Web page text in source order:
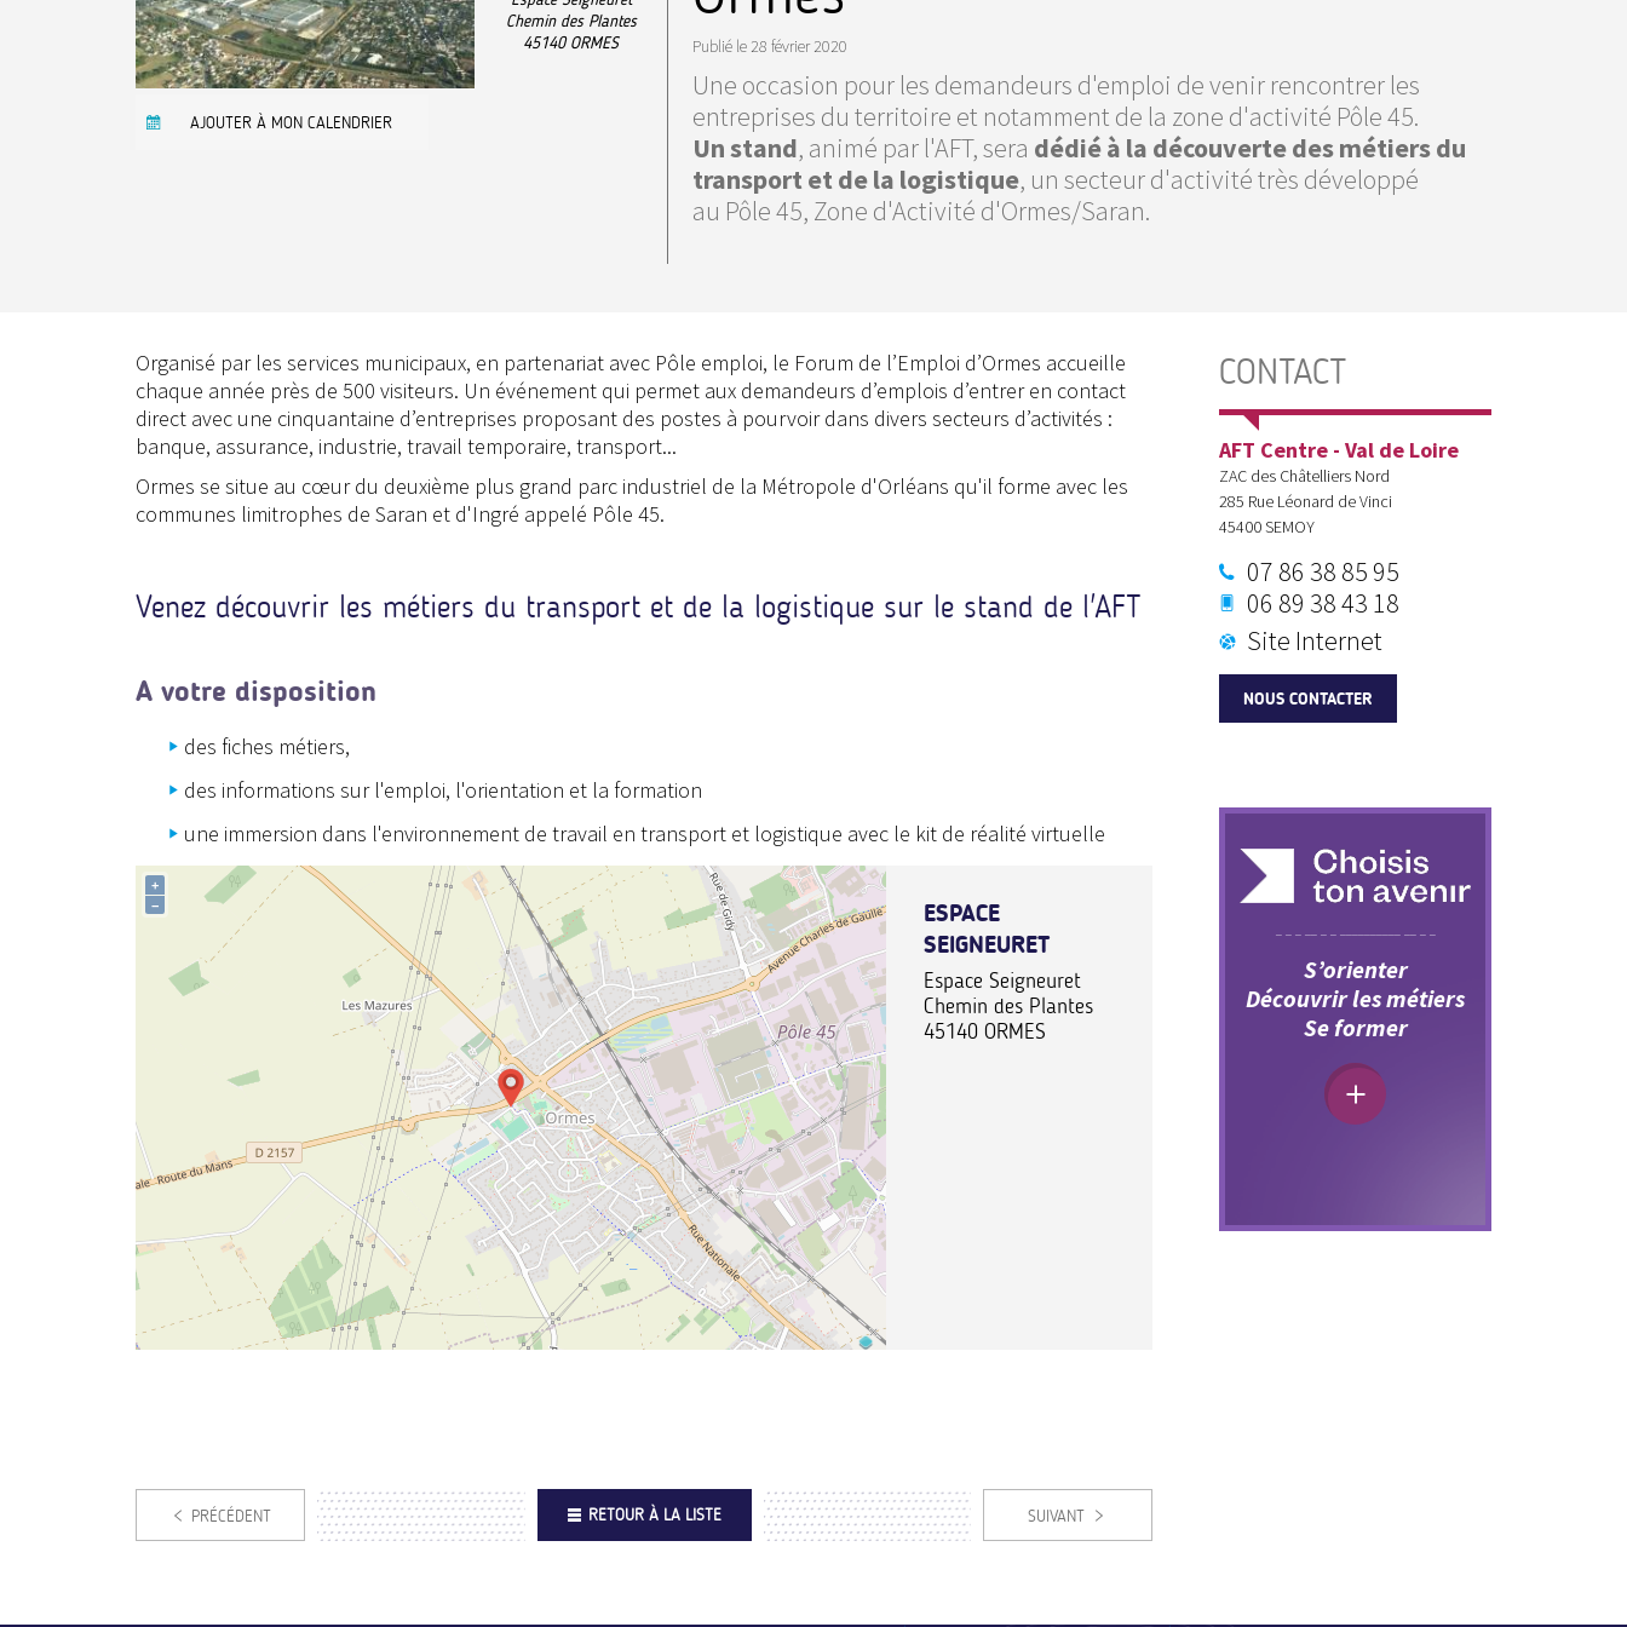
AJOUTER À MON CALENDRIER
Chemin des Plantes
45140 ORMES Publié le 28 février 2020
Une occasion pour les demandeurs d'emploi de venir rencontrer les
entreprises du territoire et notamment de la zone d'activité Pôle 45.
Un stand, animé par l'AFT, sera dédié à la découverte des métiers du
transport et de la logistique, un secteur d'activité très développé
au Pôle 45, Zone d'Activité d'Ormes/Saran.
Organisé par les services municipaux, en partenariat avec Pôle emploi, le Forum de l’Emploi d’Ormes accueille
chaque année près de 500 visiteurs. Un événement qui permet aux demandeurs d’emplois d’entrer en contact
direct avec une cinquantaine d’entreprises proposant des postes à pourvoir dans divers secteurs d’activités :
banque, assurance, industrie, travail temporaire, transport...
Ormes se situe au cœur du deuxième plus grand parc industriel de la Métropole d'Orléans qu'il forme avec les
communes limitrophes de Saran et d'Ingré appelé Pôle 45.
Venez découvrir les métiers du transport et de la logistique sur le stand de l'AFT
A votre disposition
des fiches métiers,
des informations sur l'emploi, l'orientation et la formation
une immersion dans l'environnement de travail en transport et logistique avec le kit de réalité virtuelle
+
−
ESPACE
SEIGNEURET
Espace Seigneuret
Chemin des Plantes
45140 ORMES
PRÉCÉDENT RETOUR À LA LISTE SUIVANT
CONTACT
AFT Centre - Val de Loire
ZAC des Châtelliers Nord
285 Rue Léonard de Vinci
45400SEMOY
07 86 38 85 95
06 89 38 43 18
Site Internet
NOUS CONTACTER
S’orienter
Découvrir les métiers
Se former